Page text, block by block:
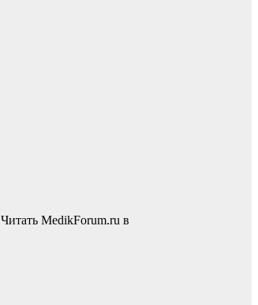
Читать MedikForum.ru в